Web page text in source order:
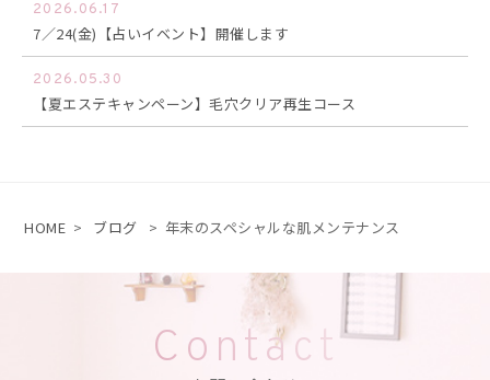
2026.06.17
7／24(金)【占いイベント】開催します
2026.05.30
【夏エステキャンペーン】毛穴クリア再生コース
HOME > ブログ > 年末のスペシャルな肌メンテナンス
Contact